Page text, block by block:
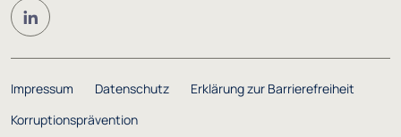
Impressum Datenschutz
Erklärung zur Barrierefreiheit
Korruptionsprävention